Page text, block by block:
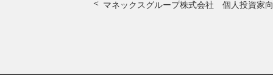
マネックスグループ株式会社 個人投資家